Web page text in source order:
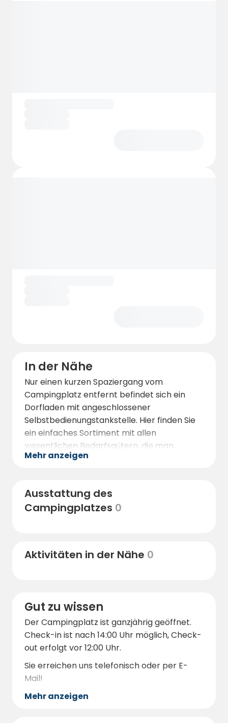
In der Nähe
Nur einen kurzen Spaziergang vom
Campingplatz entfernt befindet sich ein
Dorfladen mit angeschlossener
Selbstbedienungstankstelle. Hier finden Sie
ein einfaches Sortiment mit allen
wesentlichen Bedarfsgütern, die man
während seines Aufenthaltes wünschen
Myckelgensjö wiederum ist ein kleines Dorf in
der Kirchengemeinde Anundsjö in der
Gemeinde Örnsköldsvik. Hier gibt es eine
Aufenthaltes besuchen können. Einige
Mehr anzeigen
Ausstattung des
Campingplatzes 0
Aktivitäten in der Nähe 0
Gut zu wissen
Der Campingplatz ist ganzjährig geöffnet.
Check-in ist nach 14:00 Uhr möglich, Check-
out erfolgt vor 12:00 Uhr.
Sie erreichen uns telefonisch oder per E-
Mail!
+46 72 247 64 97
Mehr anzeigen